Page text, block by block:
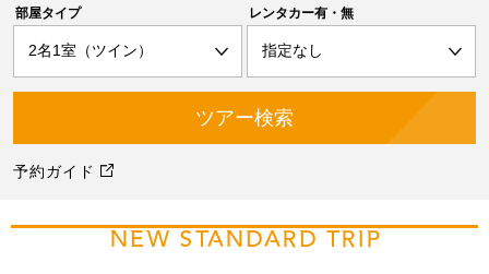
部屋タイプ レンタカー有・無
予約ガイド
NEW STANDARD TRIP